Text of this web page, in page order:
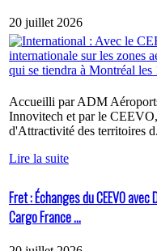
20 juillet 2026
Accueilli par ADM
Innovitech et par le
d'Attractivité des territoires
Lire la suite
Fret : Échanges du CEEVO
Cargo France ...